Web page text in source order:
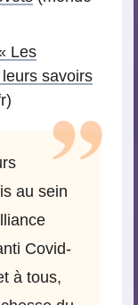
Les
savoirs
au sein
Covid-
à tous,